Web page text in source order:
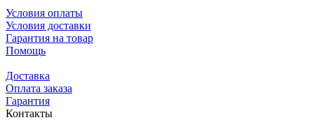
Условия оплаты
Условия доставки
Гарантия на товар
Помощь
Доставка
Оплата заказа
Гарантия
Контакты